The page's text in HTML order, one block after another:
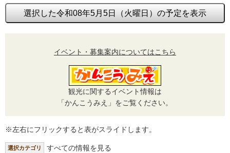
選択した令和08年5月5日（火曜日）の予定を表示
イベント・募集案内についてはこちら
観光に関するイベント情報は
「かんこうみえ」をご覧ください。
※左右にフリックすると表がスライドします。
選択カテゴリ すべての情報を見る